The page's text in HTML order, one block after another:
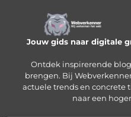
Jouw gids naar digitale
Ontdek inspirerende
brengen. Bij
actuele trends en concrete
naar een